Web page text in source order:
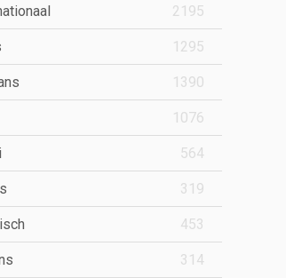
2195
1295
1390
1076
564
319
453
314